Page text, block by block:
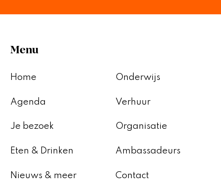
Menu
Home
Agenda
Je bezoek
Eten & Drinken
Nieuws & meer
Onderwijs
Verhuur
Organisatie
Ambassadeurs
Contact